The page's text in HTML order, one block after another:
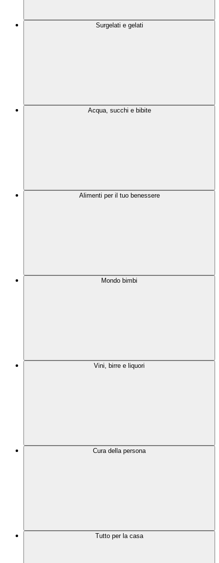
Surgelati e gelati
Acqua, succhi e bibite
Alimenti per il tuo benessere
Mondo bimbi
Vini, birre e liquori
Cura della persona
Tutto per la casa